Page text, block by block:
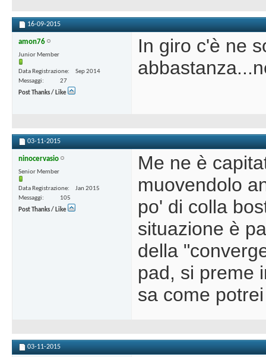
16-09-2015
amon76
Junior Member
Data Registrazione
Sep 2014
Messaggi
27
Post Thanks / Like
In giro c'è ne
03-11-2015
ninocervasio
Senior Member
Data Registrazione
Jan 2015
Messaggi
105
Post Thanks / Like
Me ne è
muovendolo
po' di colla
situazione è
della
pad, si preme
sa come
03-11-2015